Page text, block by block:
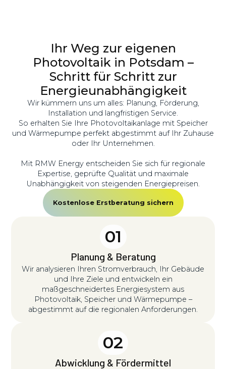
Ihr Weg zur eigenen
Photovoltaik in Potsdam –
Schritt für Schritt zur
Energieunabhängigkeit
Wir kümmern uns um alles: Planung, Förderung,
Installation und langfristigen Service.
So erhalten Sie Ihre Photovoltaikanlage mit Speicher
und Wärmepumpe perfekt abgestimmt auf Ihr Zuhause
oder Ihr Unternehmen.
Mit RMW Energy entscheiden Sie sich für regionale
Expertise, geprüfte Qualität und maximale
Unabhängigkeit von steigenden Energiepreisen.
Kostenlose Erstberatung sichern
01
Planung & Beratung
Wir analysieren Ihren Stromverbrauch, Ihr Gebäude
und Ihre Ziele und entwickeln ein
maßgeschneidertes Energiesystem aus
Photovoltaik, Speicher und Wärmepumpe –
abgestimmt auf die regionalen Anforderungen.
02
Abwicklung & Fördermittel